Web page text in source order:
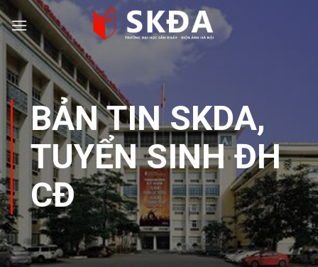
Skip
to
content
BẢN TIN SKDA,
TUYỂN SINH ĐH
CĐ